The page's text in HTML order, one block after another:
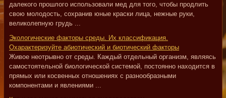
далекого прошлого использовали мед для того, чтобы продлить
свою молодость, сохранив юные краски лица, нежные руки,
великолепную грудь ...
Экологические факторы среды. Их классификация.
Охарактеризуйте абиотический и биотический факторы
Живое неотрывно от среды. Каждый отдельный организм, являясь
самостоятельной биологической системой, постоянно находится в
прямых или косвенных отношениях с разнообразными
компонентами и явлениями ...